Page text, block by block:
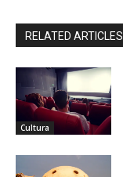
RELATED ARTICLES
Cultura